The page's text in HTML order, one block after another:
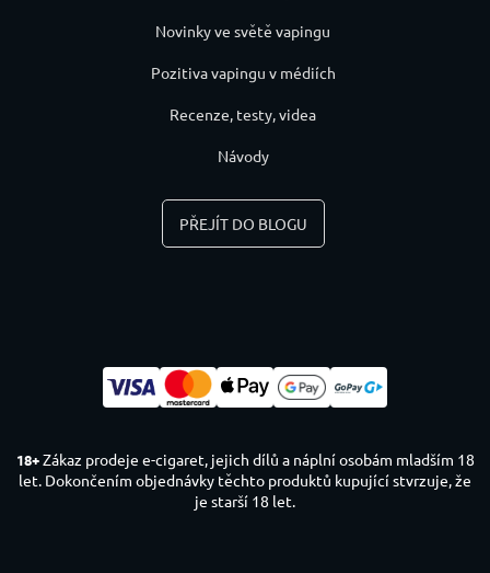
Novinky ve světě vapingu
Pozitiva vapingu v médiích
Recenze, testy, videa
Návody
PŘEJÍT DO BLOGU
18+Zákaz prodeje e-cigaret, jejich dílů a náplní osobám mladším 18
let. Dokončením objednávky těchto produktů kupující stvrzuje, že
je starší 18 let.